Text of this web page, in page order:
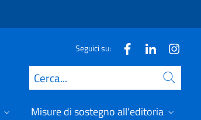
Seguici su:
Cerca
Misure di sostegno all'editoria